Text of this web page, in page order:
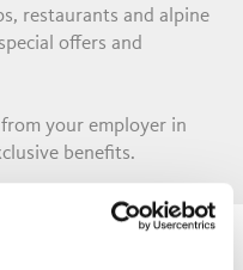
restaurants and alpine
offers and
your employer in
benefits.